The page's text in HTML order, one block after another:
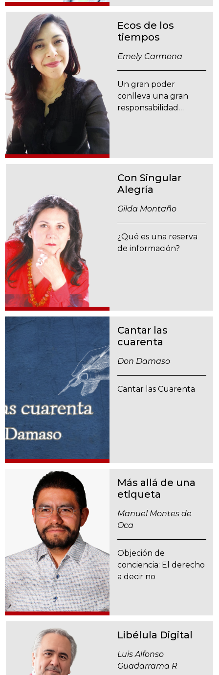
Ecos de los
tiempos
Emely Carmona
Un gran poder
conlleva una gran
responsabilidad…
Con Singular
Alegría
Gilda Montaño
¿Qué es una reserva
de información?
Cantar las
cuarenta
Don Damaso
Cantar las Cuarenta
Más allá de una
etiqueta
Manuel Montes de
Oca
Objeción de
conciencia: El derecho
a decir no
Libélula Digital
Luis Alfonso
Guadarrama R